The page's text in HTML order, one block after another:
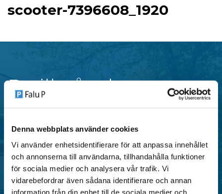
Denna webbplats använder cookies
Vi använder enhetsidentifierare för att anpassa innehållet
och annonserna till användarna, tillhandahålla funktioner
för sociala medier och analysera vår trafik. Vi
vidarebefordrar även sådana identifierare och annan
information från din enhet till de sociala medier och
scooter-7396608_1920
P-tillstånd
centrala områden i Falun, anpassade för både
privatpersoner och verksamheter.
SE OMRÅDEN MED P-TILLSTÅND